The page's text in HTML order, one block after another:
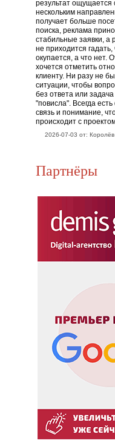
результат ощущается
нескольким
получает больше
поиска, реклама
стабильные заявки, а
не приходится гадать,
окупается, а что нет.
хочется отметить
клиенту. Ни разу не
ситуации, чтобы
без ответа или
"повисла". Всегда
связь и понимание,
происходит с
2026-07-03 от:
Партнёры